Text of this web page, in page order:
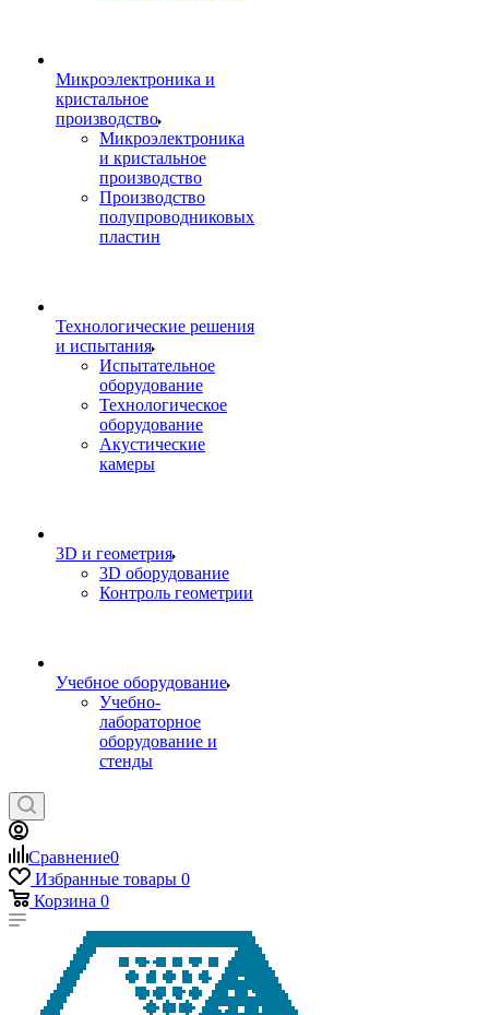
Микроэлектроника и
кристальное
производство
Микроэлектроника
и кристальное
производство
Производство
полупроводниковых
пластин
Технологические решения
и испытания
Испытательное
оборудование
Технологическое
оборудование
Акустические
камеры
3D и геометрия
3D оборудование
Контроль геометрии
Учебное оборудование
Учебно-
лабораторное
оборудование и
стенды
Сравнение0
Избранные товары 0
Корзина 0